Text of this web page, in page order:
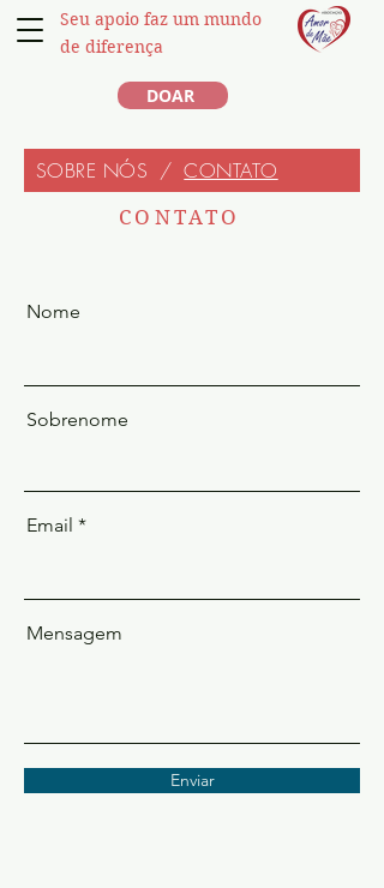
Seu apoio faz um mundo
de diferença
DOAR
SOBRE NÓS / CONTATO
CONTATO
Nome
Sobrenome
Email
Mensagem
Enviar